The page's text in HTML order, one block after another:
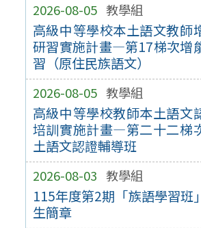
2026-08-05 教學組
高級中等學校本土語文教師
研習實施計畫—第17梯次增
習（原住民族語文）
2026-08-05 教學組
高級中等學校教師本土語文
培訓實施計畫—第二十二梯
土語文認證輔導班
2026-08-03 教學組
115年度第2期「族語學習班
生簡章